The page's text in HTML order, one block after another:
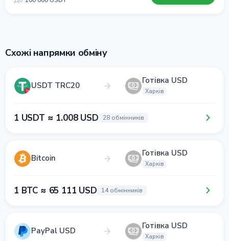
Схожі напрямки обміну
USDT TRC20 Готівка USD
Харків
1 USDT ≈ 1.008 USD 28 обмінників
Bitcoin Готівка USD
Харків
1 BTC ≈ 65 111 USD 14 обмінників
PayPal USD Готівка USD
Харків